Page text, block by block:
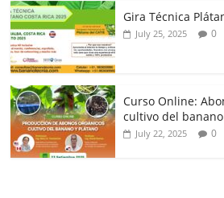
Gira Técnica
July 25, 2025 0
Curso Online:
cultivo del
July 22, 2025 0